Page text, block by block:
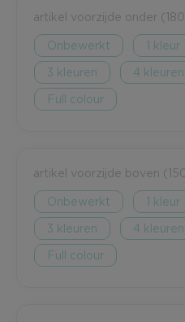
artikel voorzijde onder
Onbewerkt 1
3 4
Full colour
artikel voorzijde boven
Onbewerkt 1
3 4
Full colour